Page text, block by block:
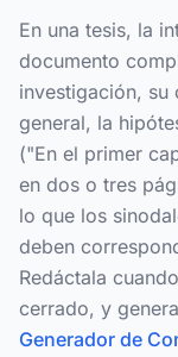
En una tesis, la
documento
investigación,
general, la
("En el primer
en dos o tres
lo que los
deben
Redáctala
cerrado, y
Generador de